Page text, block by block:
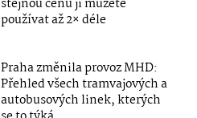
používat až 2× déle
Praha změnila provoz MHD:
Přehled všech tramvajových a
autobusových linek, kterých